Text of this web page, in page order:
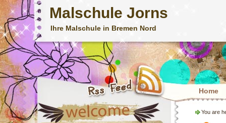
Malschule Jorns
Ihre Malschule in Bremen Nord
Home
You are